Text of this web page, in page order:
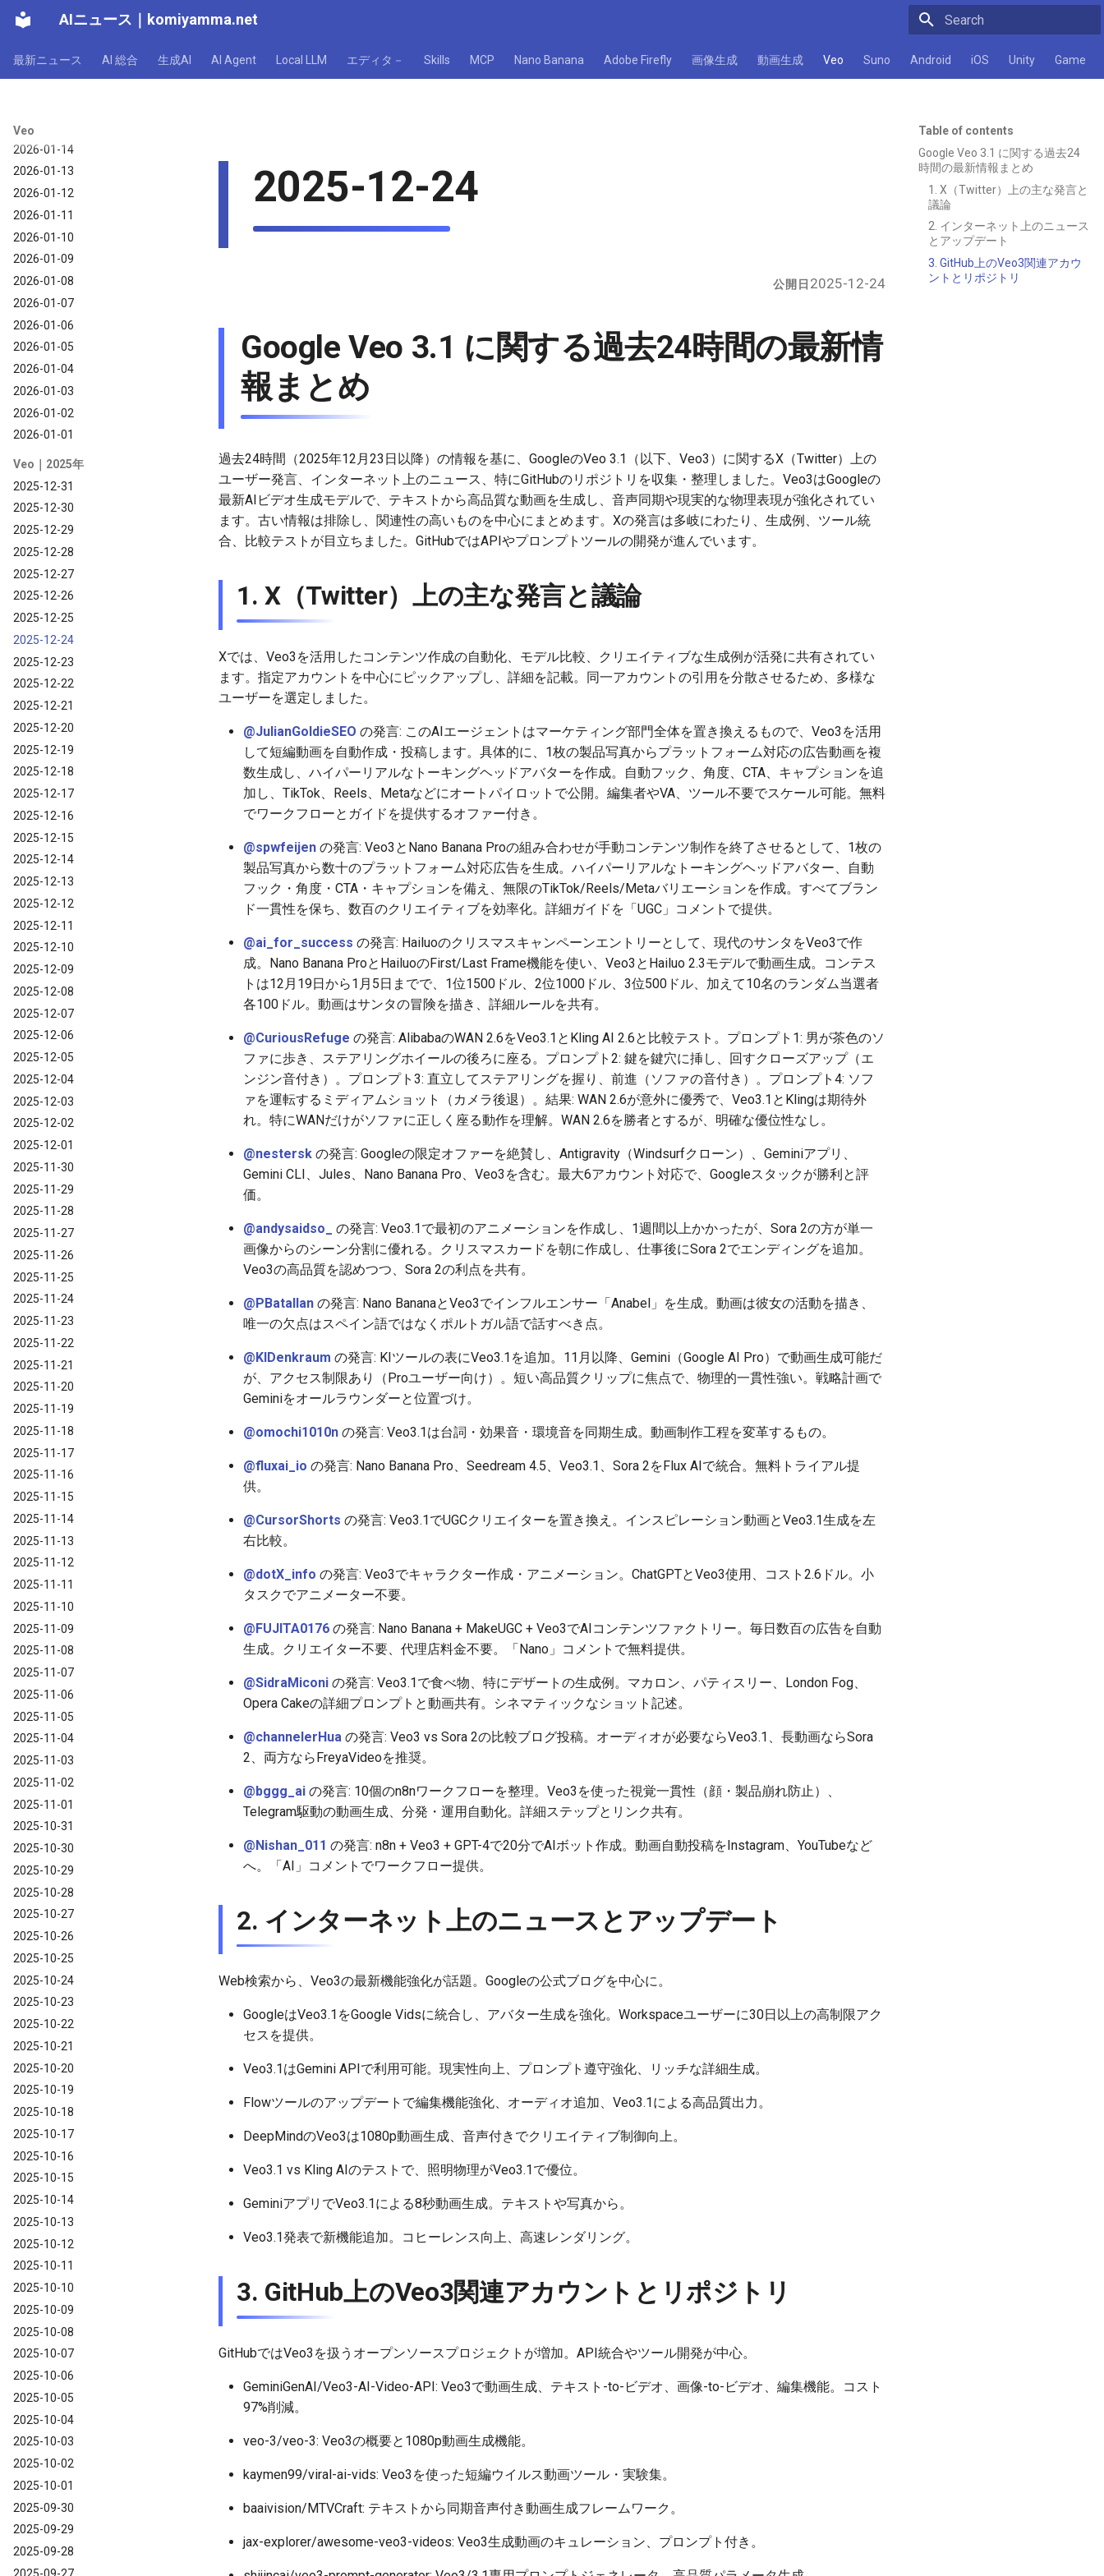
AIニュース komiyamma.net
最新ニュース AI 総合 生成AI AI Agent Local LLM エディタ－ Skills MCP Nano Banana Adobe Firefly 画像生成 動画生成 Veo Suno Android iOS Unity Game
Veo
2026-01-20
2026-01-18
2026-01-17
2026-01-15
2026-01-14
2026-01-13
2026-01-12
2026-01-11
2026-01-10
2026-01-09
2026-01-08
2026-01-07
2026-01-06
2026-01-05
2026-01-04
2026-01-03
2026-01-02
2026-01-01
Veo｜2025年
2025-12-31
2025-12-30
2025-12-29
2025-12-28
2025-12-27
2025-12-26
2025-12-25
2025-12-24
2025-12-23
2025-12-22
2025-12-21
2025-12-20
2025-12-19
2025-12-18
2025-12-17
2025-12-16
2025-12-15
2025-12-14
2025-12-13
2025-12-12
2025-12-11
2025-12-10
2025-12-09
2025-12-08
2025-12-07
2025-12-06
2025-12-05
2025-12-04
2025-12-03
2025-12-02
2025-12-01
2025-11-30
2025-11-29
2025-11-28
2025-11-27
2025-11-26
2025-11-25
2025-11-24
2025-11-23
2025-11-22
2025-11-21
2025-11-20
2025-11-19
2025-11-18
2025-11-17
2025-11-16
2025-11-15
2025-11-14
2025-11-13
2025-11-12
2025-11-11
2025-11-10
2025-11-09
2025-11-08
2025-11-07
2025-11-06
2025-11-05
2025-11-04
2025-11-03
2025-11-02
2025-11-01
2025-10-31
2025-10-30
2025-10-29
2025-10-28
2025-10-27
2025-10-26
2025-10-25
2025-10-24
2025-10-23
2025-10-22
2025-10-21
2025-10-20
2025-10-19
2025-10-18
2025-10-17
2025-10-16
2025-10-15
2025-10-14
2025-10-13
2025-10-12
2025-10-11
2025-10-10
2025-10-09
2025-10-08
2025-10-07
2025-10-06
2025-10-05
2025-10-04
2025-10-03
2025-10-02
2025-10-01
2025-09-30
2025-09-29
2025-09-28
2025-09-27
Table of contents
Google Veo 3.1 に関する過去24
時間の最新情報まとめ
1. X（Twitter）上の主な発言と
議論
2. インターネット上のニュース
とアップデート
3. GitHub上のVeo3関連アカウ
ントとリポジトリ
2025-12-24
公開日 2025-12-24
Google Veo 3.1 に関する過去24時間の最新情
報まとめ
過去24時間（2025年12月23日以降）の情報を基に、GoogleのVeo 3.1（以下、Veo3）に関するX（Twitter）上の
ユーザー発言、インターネット上のニュース、特にGitHubのリポジトリを収集・整理しました。Veo3はGoogleの
最新AIビデオ生成モデルで、テキストから高品質な動画を生成し、音声同期や現実的な物理表現が強化されてい
ます。古い情報は排除し、関連性の高いものを中心にまとめます。Xの発言は多岐にわたり、生成例、ツール統
合、比較テストが目立ちました。GitHubではAPIやプロンプトツールの開発が進んでいます。
1. X（Twitter）上の主な発言と議論
Xでは、Veo3を活用したコンテンツ作成の自動化、モデル比較、クリエイティブな生成例が活発に共有されてい
ます。指定アカウントを中心にピックアップし、詳細を記載。同一アカウントの引用を分散させるため、多様な
ユーザーを選定しました。
@JulianGoldieSEO の発言: このAIエージェントはマーケティング部門全体を置き換えるもので、Veo3を活用
して短編動画を自動作成・投稿します。具体的に、1枚の製品写真からプラットフォーム対応の広告動画を複
数生成し、ハイパーリアルなトーキングヘッドアバターを作成。自動フック、角度、CTA、キャプションを追
加し、TikTok、Reels、Metaなどにオートパイロットで公開。編集者やVA、ツール不要でスケール可能。無料
でワークフローとガイドを提供するオファー付き。
@spwfeijen の発言: Veo3とNano Banana Proの組み合わせが手動コンテンツ制作を終了させるとして、1枚の
製品写真から数十のプラットフォーム対応広告を生成。ハイパーリアルなトーキングヘッドアバター、自動
フック・角度・CTA・キャプションを備え、無限のTikTok/Reels/Metaバリエーションを作成。すべてブラン
ド一貫性を保ち、数百のクリエイティブを効率化。詳細ガイドを「UGC」コメントで提供。
@ai_for_success の発言: Hailuoのクリスマスキャンペーンエントリーとして、現代のサンタをVeo3で作
成。Nano Banana ProとHailuoのFirst/Last Frame機能を使い、Veo3とHailuo 2.3モデルで動画生成。コンテス
トは12月19日から1月5日までで、1位1500ドル、2位1000ドル、3位500ドル、加えて10名のランダム当選者
各100ドル。動画はサンタの冒険を描き、詳細ルールを共有。
@CuriousRefuge の発言: AlibabaのWAN 2.6をVeo3.1とKling AI 2.6と比較テスト。プロンプト1: 男が茶色のソ
ファに歩き、ステアリングホイールの後ろに座る。プロンプト2: 鍵を鍵穴に挿し、回すクローズアップ（エ
ンジン音付き）。プロンプト3: 直立してステアリングを握り、前進（ソファの音付き）。プロンプト4: ソフ
ァを運転するミディアムショット（カメラ後退）。結果: WAN 2.6が意外に優秀で、Veo3.1とKlingは期待外
れ。特にWANだけがソファに正しく座る動作を理解。WAN 2.6を勝者とするが、明確な優位性なし。
@nestersk の発言: Googleの限定オファーを絶賛し、Antigravity（Windsurfクローン）、Geminiアプリ、
Gemini CLI、Jules、Nano Banana Pro、Veo3を含む。最大6アカウント対応で、Googleスタックが勝利と評
価。
@andysaidso_
の発言: Veo3.1で最初のアニメーションを作成し、1週間以上かかったが、Sora 2の方が単一
画像からのシーン分割に優れる。クリスマスカードを朝に作成し、仕事後にSora 2でエンディングを追加。
Veo3の高品質を認めつつ、Sora 2の利点を共有。
@PBatallan の発言: Nano BananaとVeo3でインフルエンサー「Anabel」を生成。動画は彼女の活動を描き、
唯一の欠点はスペイン語ではなくポルトガル語で話すべき点。
@KIDenkraum の発言: KIツールの表にVeo3.1を追加。11月以降、Gemini（Google AI Pro）で動画生成可能だ
が、アクセス制限あり（Proユーザー向け）。短い高品質クリップに焦点で、物理的一貫性強い。戦略計画で
Geminiをオールラウンダーと位置づけ。
@omochi1010n の発言: Veo3.1は台詞・効果音・環境音を同期生成。動画制作工程を変革するもの。
@fluxai_io の発言: Nano Banana Pro、Seedream 4.5、Veo3.1、Sora 2をFlux AIで統合。無料トライアル提
供。
@CursorShorts の発言: Veo3.1でUGCクリエイターを置き換え。インスピレーション動画とVeo3.1生成を左
右比較。
@dotX_info の発言: Veo3でキャラクター作成・アニメーション。ChatGPTとVeo3使用、コスト2.6ドル。小
タスクでアニメーター不要。
@FUJITA0176 の発言: Nano Banana + MakeUGC + Veo3でAIコンテンツファクトリー。毎日数百の広告を自動
生成。クリエイター不要、代理店料金不要。「Nano」コメントで無料提供。
@SidraMiconi の発言: Veo3.1で食べ物、特にデザートの生成例。マカロン、パティスリー、London Fog、
Opera Cakeの詳細プロンプトと動画共有。シネマティックなショット記述。
@channelerHua の発言: Veo3 vs Sora 2の比較ブログ投稿。オーディオが必要ならVeo3.1、長動画ならSora
2、両方ならFreyaVideoを推奨。
@bggg_ai の発言: 10個のn8nワークフローを整理。Veo3を使った視覚一貫性（顔・製品崩れ防止）、
Telegram駆動の動画生成、分発・運用自動化。詳細ステップとリンク共有。
@Nishan_011 の発言: n8n + Veo3 + GPT-4で20分でAIボット作成。動画自動投稿をInstagram、YouTubeなど
へ。「AI」コメントでワークフロー提供。
2. インターネット上のニュースとアップデート
Web検索から、Veo3の最新機能強化が話題。Googleの公式ブログを中心に。
GoogleはVeo3.1をGoogle Vidsに統合し、アバター生成を強化。Workspaceユーザーに30日以上の高制限アク
セスを提供。
Veo3.1はGemini APIで利用可能。現実性向上、プロンプト遵守強化、リッチな詳細生成。
Flowツールのアップデートで編集機能強化、オーディオ追加、Veo3.1による高品質出力。
DeepMindのVeo3は1080p動画生成、音声付きでクリエイティブ制御向上。
Veo3.1 vs Kling AIのテストで、照明物理がVeo3.1で優位。
GeminiアプリでVeo3.1による8秒動画生成。テキストや写真から。
Veo3.1発表で新機能追加。コヒーレンス向上、高速レンダリング。
3. GitHub上のVeo3関連アカウントとリポジトリ
GitHubではVeo3を扱うオープンソースプロジェクトが増加。API統合やツール開発が中心。
GeminiGenAI/Veo3-AI-Video-API: Veo3で動画生成、テキスト-to-ビデオ、画像-to-ビデオ、編集機能。コスト
97%削減。
veo-3/veo-3: Veo3の概要と1080p動画生成機能。
kaymen99/viral-ai-vids: Veo3を使った短編ウイルス動画ツール・実験集。
baaivision/MTVCraft: テキストから同期音声付き動画生成フレームワーク。
jax-explorer/awesome-veo3-videos: Veo3生成動画のキュレーション、プロンプト付き。